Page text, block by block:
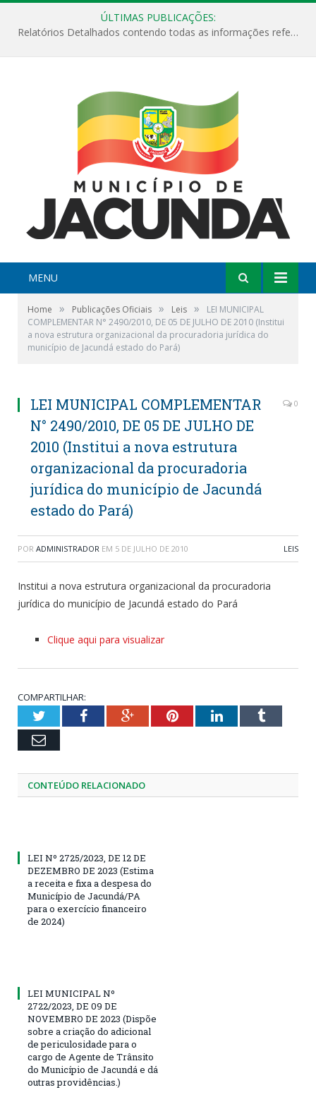
ÚLTIMAS PUBLICAÇÕES:
Relatórios Detalhados contendo todas as informações referentes a execução de recursos destinados ao fomento de projetos culturais no Município de Jacundá entre os anos de 2022 ao presente ano de 2026.
MENU
Home » Publicações Oficiais » Leis »
LEI MUNICIPAL
COMPLEMENTAR N° 2490/2010, DE 05 DE JULHO DE 2010 (Institui
a nova estrutura organizacional da procuradoria jurídica do
município de Jacundá estado do Pará)
LEI MUNICIPAL COMPLEMENTAR
N° 2490/2010, DE 05 DE JULHO DE
2010 (Institui a nova estrutura
organizacional da procuradoria
jurídica do município de Jacundá
estado do Pará)
0
POR ADMINISTRADOR EM 5 DE JULHO DE 2010 LEIS
Institui a nova estrutura organizacional da procuradoria
jurídica do município de Jacundá estado do Pará
Clique aqui para visualizar
COMPARTILHAR:
TwitterFacebookGoogle+PinterestLinkedInTumblr
Email
CONTEÚDO RELACIONADO
LEI Nº 2725/2023, DE 12 DE
DEZEMBRO DE 2023 (Estima
a receita e fixa a despesa do
Município de Jacundá/PA
para o exercício financeiro
de 2024)
LEI MUNICIPAL Nº
2722/2023, DE 09 DE
NOVEMBRO DE 2023 (Dispõe
sobre a criação do adicional
de periculosidade para o
cargo de Agente de Trânsito
do Município de Jacundá e dá
outras providências.)